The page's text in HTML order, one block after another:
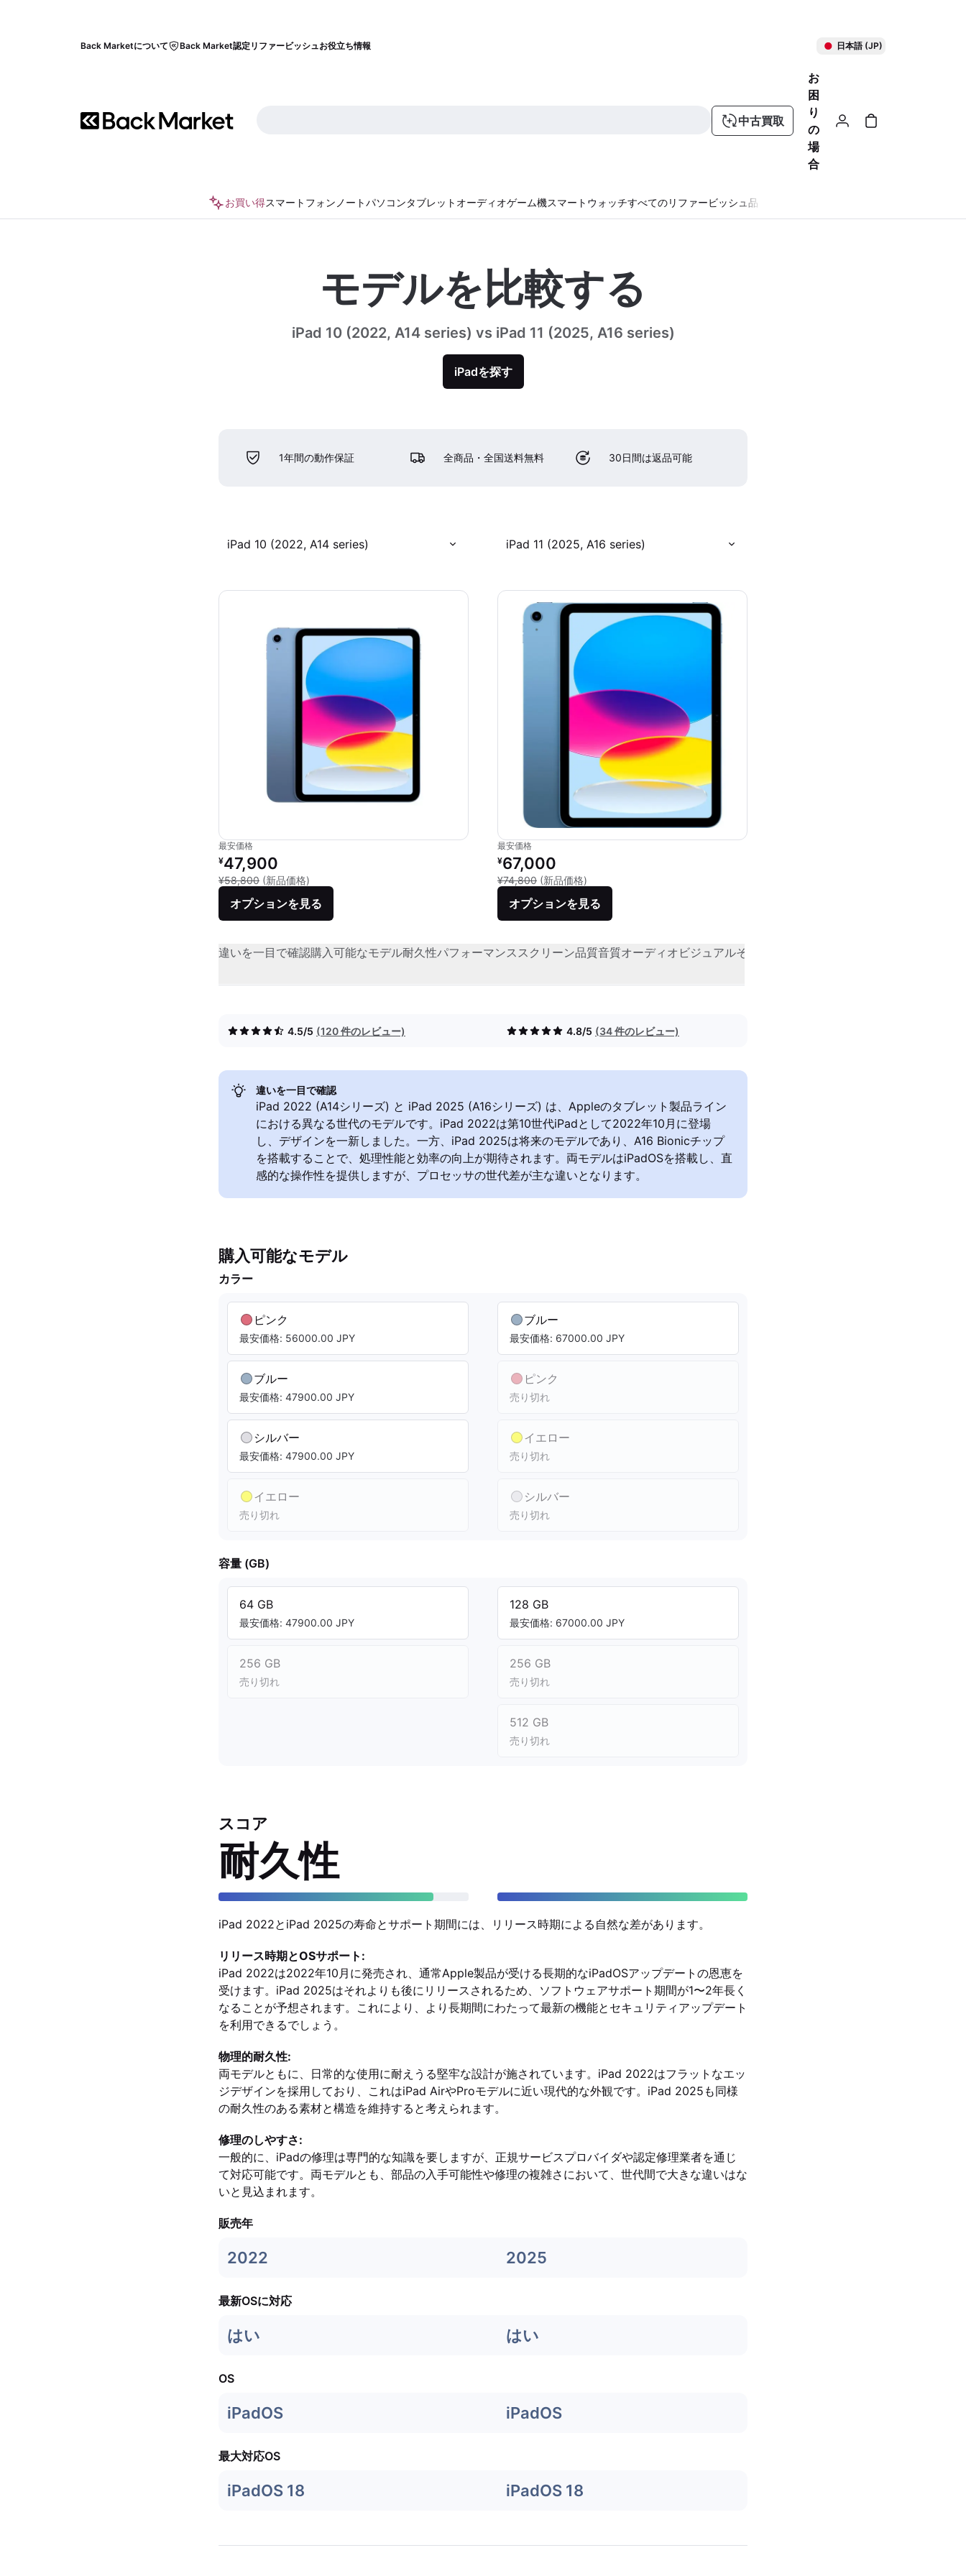
Back Marketについて Back Market認定リファービッシュお役立ち情報 日本語 (JP)
中古買取
お
困
り
の
場
合
お買い得スマートフォン ノートパソコンタブレット オーディオゲーム機スマートウォッチすべてのリファービッシュ品
モデルを比較する
iPad 10 (2022, A14 series) vs iPad 11 (2025, A16 series)
iPadを探す
1年間の動作保証 全商品・全国送料無料 30日間は返品可能
iPad 10 (2022, A14 series) iPad 11 (2025, A16 series)
最安価格
リファービッシュ品の価格：
¥47,900
¥58,800 (新品価格)
オプションを見る
最安価格
リファービッシュ品の価格：
¥67,000
¥74,800 (新品価格)
オプションを見る
違いを一目で確認購入可能なモデル耐久性パフォーマンススクリーン品質音質オーディオビジュアルその他
4.5/5 (120 件のレビュー) 4.8/5 (34 件のレビュー)
違いを一目で確認
iPad 2022 (A14シリーズ) と iPad 2025 (A16シリーズ) は、Appleのタブレット製品ライン
における異なる世代のモデルです。iPad 2022は第10世代iPadとして2022年10月に登場
し、デザインを一新しました。一方、iPad 2025は将来のモデルであり、A16 Bionicチップ
を搭載することで、処理性能と効率の向上が期待されます。両モデルはiPadOSを搭載し、直
感的な操作性を提供しますが、プロセッサの世代差が主な違いとなります。
購入可能なモデル
カラー
ピンク
最安価格: 56000.00 JPY
ブルー
最安価格: 47900.00 JPY
シルバー
最安価格: 47900.00 JPY
イエロー
売り切れ
ブルー
最安価格: 67000.00 JPY
ピンク
売り切れ
イエロー
売り切れ
シルバー
売り切れ
容量 (GB)
64 GB
最安価格: 47900.00 JPY
256 GB
売り切れ
128 GB
最安価格: 67000.00 JPY
256 GB
売り切れ
512 GB
売り切れ
スコア
耐久性
iPad 2022とiPad 2025の寿命とサポート期間には、リリース時期による自然な差があります。
リリース時期とOSサポート:
iPad 2022は2022年10月に発売され、通常Apple製品が受ける長期的なiPadOSアップデートの恩恵を
受けます。iPad 2025はそれよりも後にリリースされるため、ソフトウェアサポート期間が1〜2年長く
なることが予想されます。これにより、より長期間にわたって最新の機能とセキュリティアップデート
を利用できるでしょう。
物理的耐久性:
両モデルともに、日常的な使用に耐えうる堅牢な設計が施されています。iPad 2022はフラットなエッ
ジデザインを採用しており、これはiPad AirやProモデルに近い現代的な外観です。iPad 2025も同様
の耐久性のある素材と構造を維持すると考えられます。
修理のしやすさ:
一般的に、iPadの修理は専門的な知識を要しますが、正規サービスプロバイダや認定修理業者を通じ
て対応可能です。両モデルとも、部品の入手可能性や修理の複雑さにおいて、世代間で大きな違いはな
いと見込まれます。
販売年
2022 2025
最新OSに対応
はい はい
OS
iPadOS iPadOS
最大対応OS
iPadOS 18 iPadOS 18